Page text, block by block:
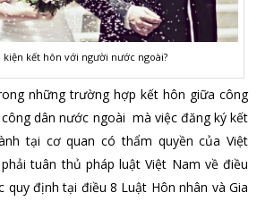
kiện kết hôn với người nước ngoài?
những trường hợp kết hôn giữa công
dân nước ngoài mà việc đăng ký kết
tại cơ quan có thẩm quyền của Việt
tuân thủ pháp luật Việt Nam về điều
quy định tại điều 8 Luật Hôn nhân và Gia